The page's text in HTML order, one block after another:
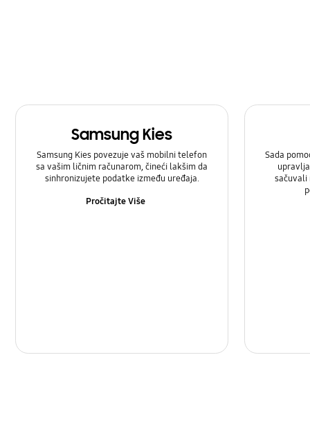
snaga
Samsung Kies
Samsung Kies povezuje vaš mobilni telefon
sa vašim ličnim računarom, čineći lakšim da
sinhronizujete podatke između uređaja.
Pročitajte Više
Sada
sačuvali